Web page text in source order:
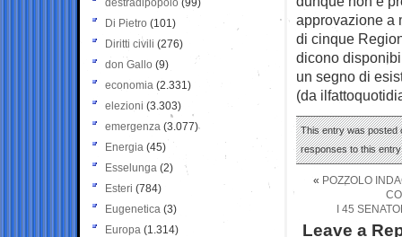
approvazione a
di cinque
dicono
un segno di
(da
This entry was posted
responses to this
« POZZOLO
I 45
Leave a
destradipopolo (99)
Di Pietro (101)
Diritti civili (276)
don Gallo (9)
economia (2.331)
elezioni (3.303)
emergenza (3.077)
Energia (45)
Esselunga (2)
Esteri (784)
Eugenetica (3)
Europa (1.314)